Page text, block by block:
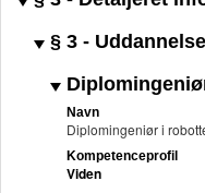
§ 3 -
Navn
Diplomingeniør i
Kompetenceprofil
Viden